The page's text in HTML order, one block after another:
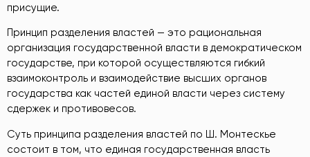
присущие.
Принцип разделения властей — это рациональная
организация государственной власти в демократическом
государстве, при которой осуществляются гибкий
взаимоконтроль и взаимодействие высших органов
государства как частей единой власти через систему
сдержек и противовесов.
Суть принципа разделения властей по Ш. Монтескье
состоит в том, что единая государственная власть